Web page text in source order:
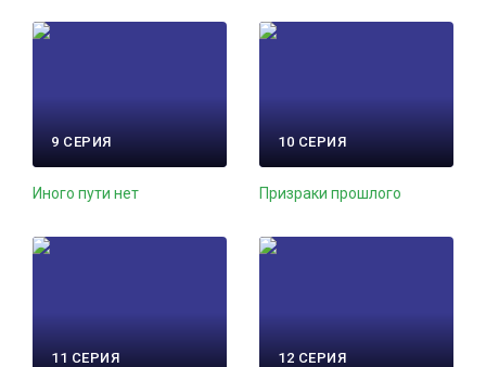
9 СЕРИЯ
Иного пути нет
10 СЕРИЯ
Призраки прошлого
11 СЕРИЯ 12 СЕРИЯ